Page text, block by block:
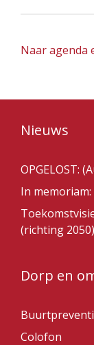
Naar agenda
Nieuws
OPGELOST:
In
(richting 2050)
Dorp en
Colofon